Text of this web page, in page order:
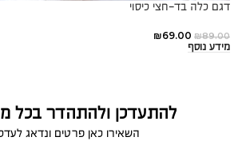
דגם כלה בד-חצי כיסוי
₪89.00
₪69.00
מידע נוסף
להתעדכן ולהתהדר בכל
השאירו כאן פרטים ונדאג